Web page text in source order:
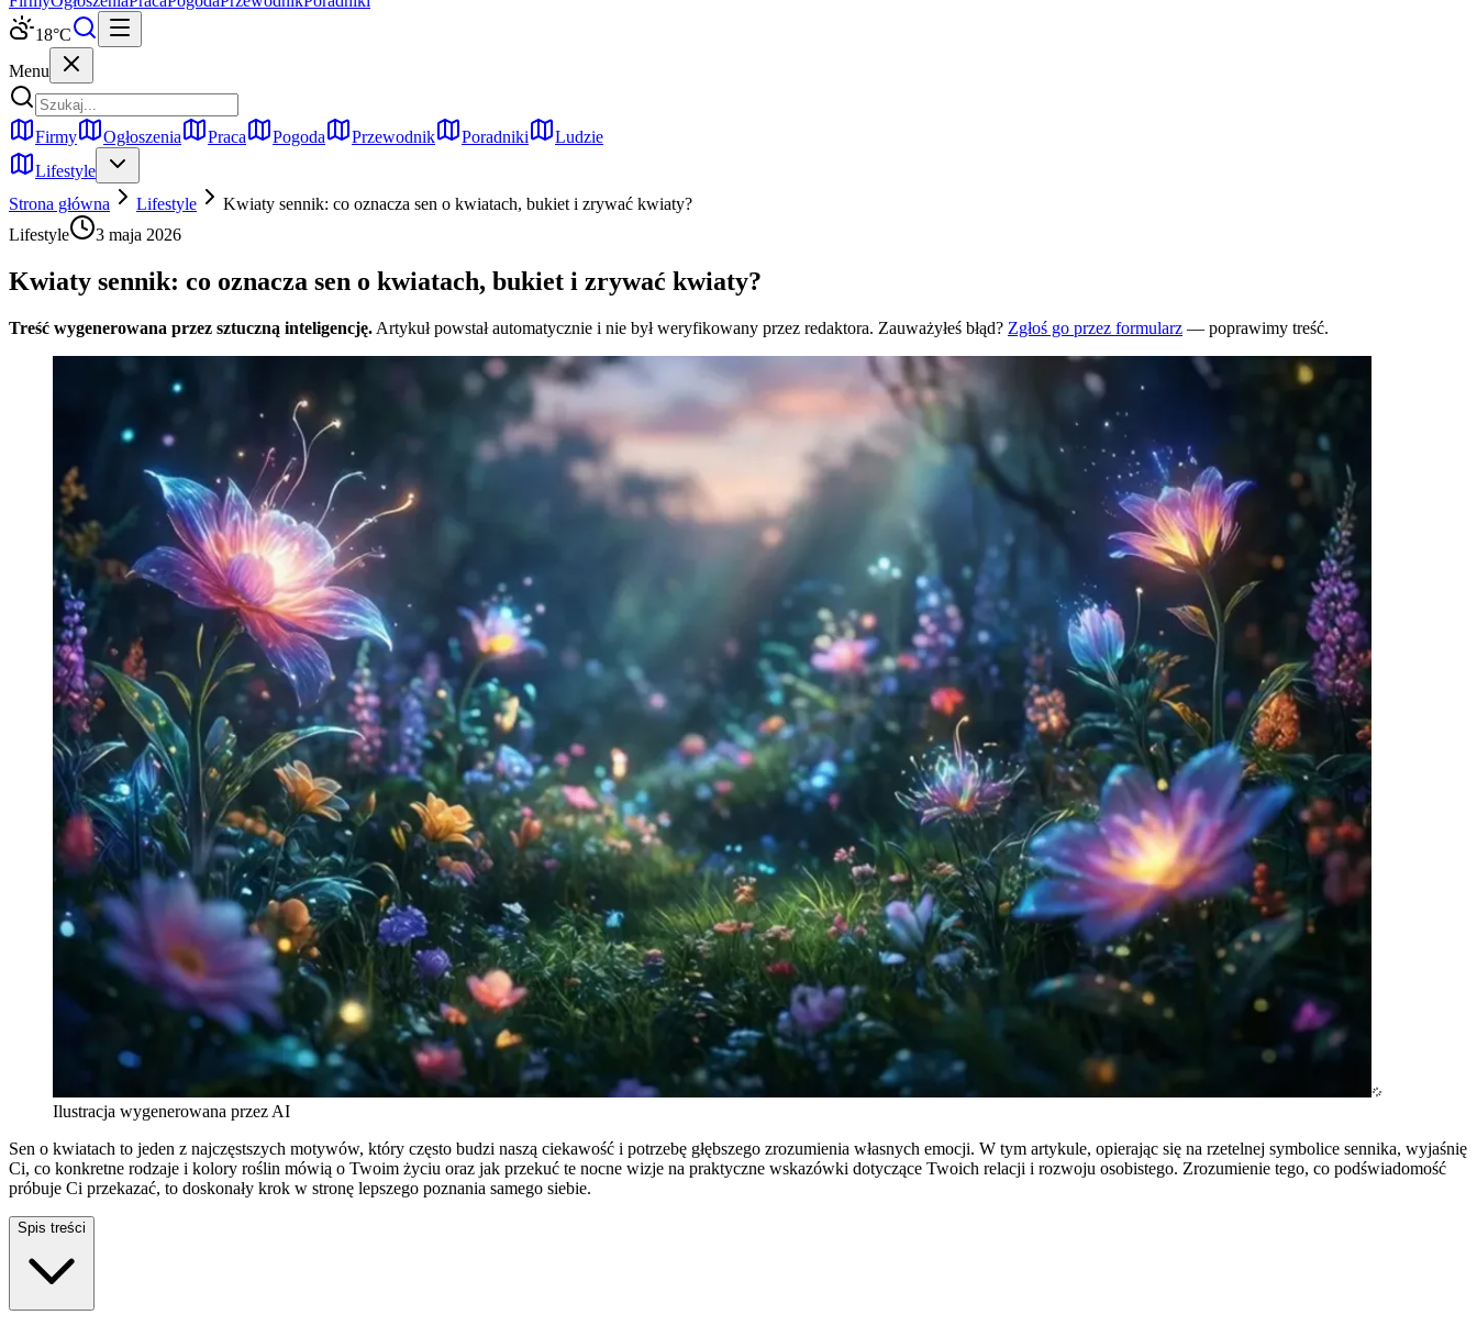
18°C
Menu
Firmy Ogłoszenia Praca Pogoda Przewodnik Poradniki
Ludzie
Lifestyle
Strona główna
Lifestyle
Kwiaty sennik: co oznacza sen o kwiatach, bukiet i zrywać kwiaty?
Lifestyle
3 maja 2026
Kwiaty sennik: co oznacza sen o kwiatach, bukiet i zrywać kwiaty?
Treść wygenerowana przez sztuczną inteligencję. Artykuł powstał automatycznie i nie był weryfikowany przez redaktora. Zauważyłeś błąd? Zgłoś go przez formularz — poprawimy treść.
Ilustracja wygenerowana przez AI
Sen o kwiatach to jeden z najczęstszych motywów, który często budzi naszą ciekawość i potrzebę głębszego zrozumienia własnych emocji. W tym artykule, opierając się na rzetelnej symbolice sennika, wyjaśnię
Ci, co konkretne rodzaje i kolory roślin mówią o Twoim życiu oraz jak przekuć te nocne wizje na praktyczne wskazówki dotyczące Twoich relacji i rozwoju osobistego. Zrozumienie tego, co podświadomość
próbuje Ci przekazać, to doskonały krok w stronę lepszego poznania samego siebie.
Spis treści